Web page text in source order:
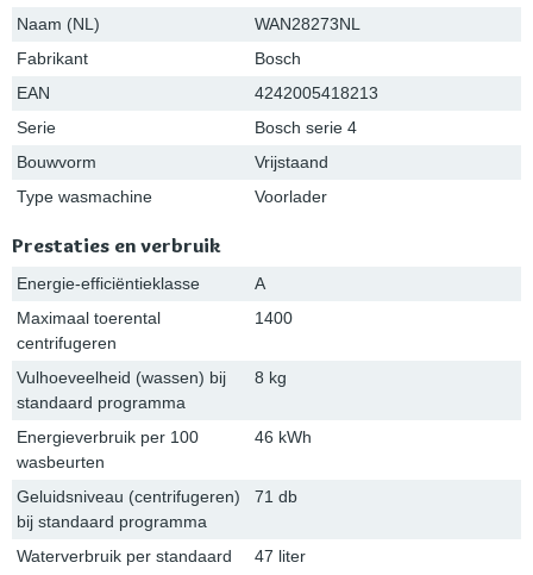
Naam (NL)
WAN28273NL
Fabrikant
Bosch
EAN
4242005418213
Serie
Bosch serie 4
Bouwvorm
Vrijstaand
Type wasmachine
Voorlader
Prestaties en verbruik
Energie-efficiëntieklasse
A
Maximaal toerental
centrifugeren
1400
Vulhoeveelheid (wassen) bij
standaard programma
8 kg
Energieverbruik per 100
wasbeurten
46 kWh
Geluidsniveau (centrifugeren)
bij standaard programma
71 db
Waterverbruik per standaard
47 liter